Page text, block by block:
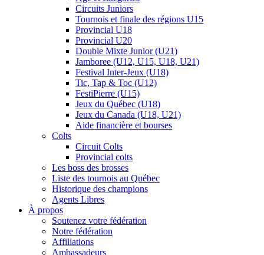
Circuits Juniors
Tournois et finale des régions U15
Provincial U18
Provincial U20
Double Mixte Junior (U21)
Jamboree (U12, U15, U18, U21)
Festival Inter-Jeux (U18)
Tic, Tap & Toc (U12)
FestiPierre (U15)
Jeux du Québec (U18)
Jeux du Canada (U18, U21)
Aide financière et bourses
Colts
Circuit Colts
Provincial colts
Les boss des brosses
Liste des tournois au Québec
Historique des champions
Agents Libres
À propos
Soutenez votre fédération
Notre fédération
Affiliations
Ambassadeurs